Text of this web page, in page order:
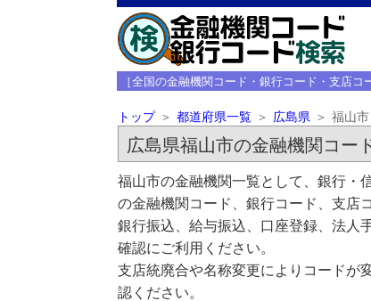
［全国の金融機関コード・銀行コード・支店コ
トップ 都道府県一覧 広島県 福山市
広島県福山市の金融機関コー
福山市の金融機関一覧として、銀行・
の金融機関コード、銀行コード、支店
銀行振込、給与振込、口座登録、法人
確認にご利用ください。
支店統廃合や名称変更によりコードが
認ください。